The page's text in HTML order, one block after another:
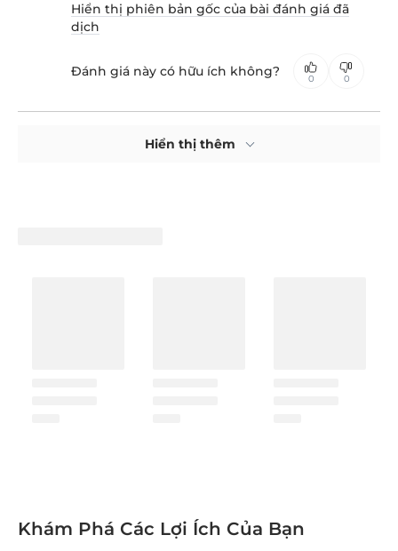
Hiển thị phiên bản gốc của bài đánh giá đã
dịch
Đánh giá này có hữu ích không? 0 0
Hiển thị thêm
Khám Phá Các Lợi Ích Của Bạn